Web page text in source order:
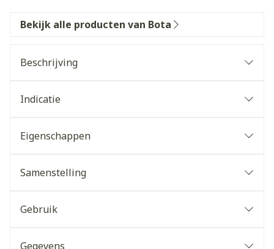
Bekijk alle producten van Bota
Beschrijving
Indicatie
Eigenschappen
Samenstelling
Gebruik
Gegevens